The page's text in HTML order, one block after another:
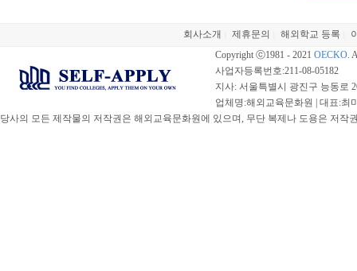
회사소개 제휴문의 해외학교 등록
Copyright ⓒ1981 - 2021 OECKO.
사업자등록번호:211-08-05182
지사: 서울특별시 광진구 능동로
업체명:해외교육문화원 | 대표:최
당사의 모든 제작물의 저작권은 해외교육문화원에 있으며, 무단 복제나 도용은 저